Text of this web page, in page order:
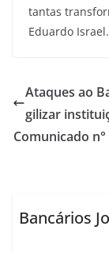
tantas
Eduardo Israel.
Ataques ao
gilizar
Comunicado
Bancários